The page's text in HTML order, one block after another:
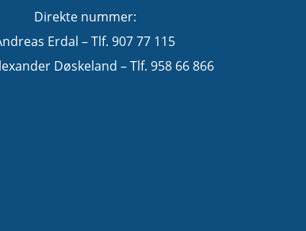
Direkte nummer:
Erdal – Tlf. 907 77 115
Døskeland – Tlf. 958 66 866